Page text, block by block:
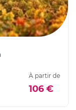
À partir de
106 €